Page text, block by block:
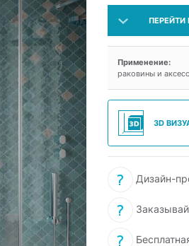
ПЕРЕЙТИ
Применение:
раковины и
3D
Дизайн-